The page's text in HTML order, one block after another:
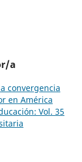
a
convergencia
en América
Vol. 35